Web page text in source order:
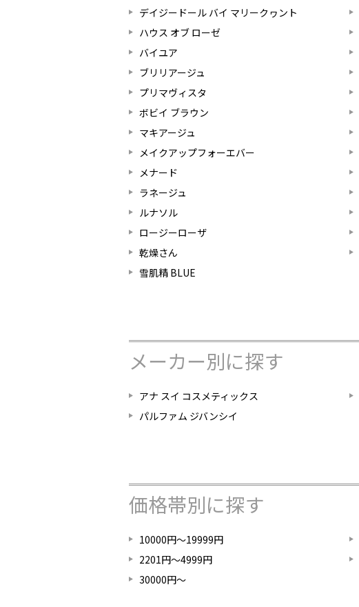
デイジードール バイ マリークヮント
ハウス オブ ローゼ
バイユア
ブリリアージュ
プリマヴィスタ
ボビイ ブラウン
マキアージュ
メイクアップフォーエバー
メナード
ラネージュ
ルナソル
ロージーローザ
乾燥さん
雪肌精 BLUE
メーカー別に探す
アナ スイ コスメティックス
パルファム ジバンシイ
価格帯別に探す
10000円～19999円
2201円～4999円
30000円～